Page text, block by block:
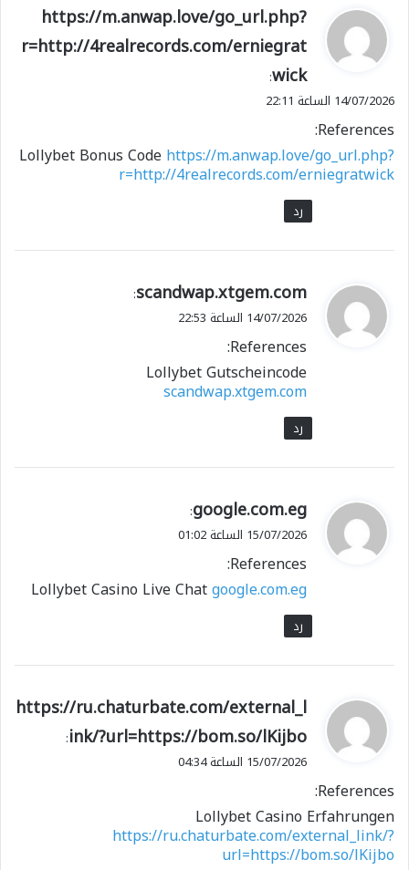
ي
ق
و
ل
https://m.anwap.love/go_url.php?
r=http://4realrecords.com/erniegrat
wick
:
14/07/2026 الساعة 22:11
References:
Lollybet Bonus Codehttps://m.anwap.love/go_url.php?
r=http://4realrecords.com/erniegratwick
رد
ي
ق
ل
scandwap.xtgem.com
:
14/07/2026 الساعة 22:53
References:
Lollybet Gutscheincode
scandwap.xtgem.com
رد
ي
ق
ل
google.com.eg
:
15/07/2026 الساعة 01:02
References:
Lollybet Casino Live Chatgoogle.com.eg
رد
ي
ق
و
ل
https://ru.chaturbate.com/external_l
ink/?url=https://bom.so/lKijbo
:
15/07/2026 الساعة 04:34
References:
Lollybet Casino Erfahrungen
https://ru.chaturbate.com/external_link/?
url=https://bom.so/lKijbo